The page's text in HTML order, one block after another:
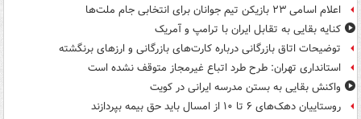
اعلام اسامی ۲۳ بازیکن تیم جوانان برای انتخابی جام ملت‌ها
کنایه بقایی به تقابل ایران با ترامپ و آمریک
توضیحات اتاق بازرگانی درباره کارت‌های بازرگانی و ارزهای برنگشته
استانداری تهران: طرح طرد اتباع غیرمجاز متوقف نشده است
واکنش بقایی به بستن مدرسه ایرانی در کویت
روستاییان دهک‌های ۶ تا ۱۰ از امسال باید حق بیمه بپردازند